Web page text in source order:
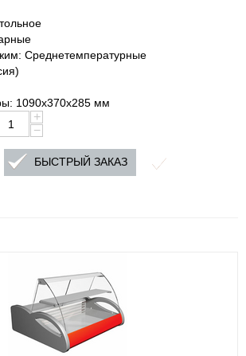
Среднетемпературные
1090х370х285 мм
+
−
БЫСТРЫЙ ЗАКАЗ